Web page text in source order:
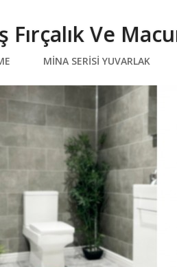
Ve
MİNA SERİSİ YUVARLAK